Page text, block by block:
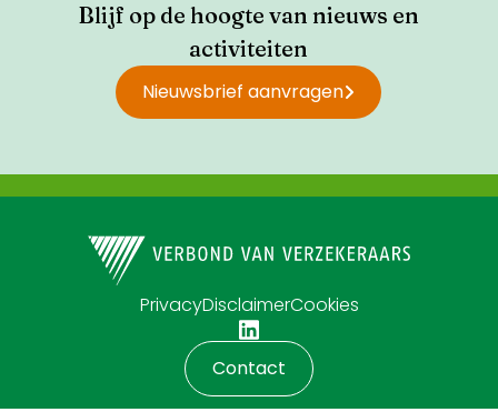
Blijf op de hoogte van nieuws en
activiteiten
Nieuwsbrief aanvragen
PrivacyDisclaimerCookies
Contact